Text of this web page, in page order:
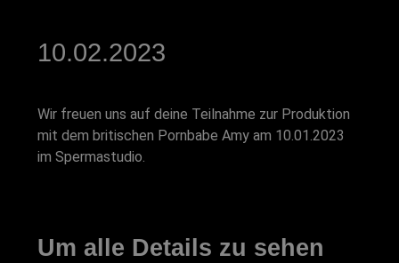
10.02.2023
Wir freuen uns auf deine Teilnahme zur Produktion
mit dem britischen Pornbabe Amy am 10.01.2023
im Spermastudio.
Um alle Details zu sehen